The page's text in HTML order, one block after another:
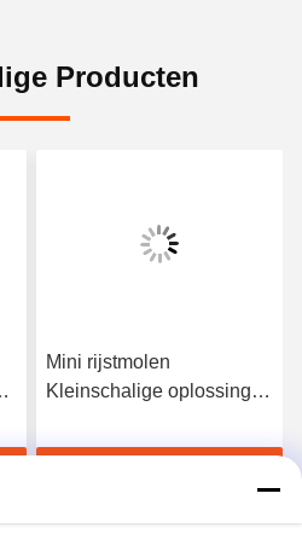
Producten
Mini rijstmolen
Kleinschalige oplossing
geluidsniveau voor